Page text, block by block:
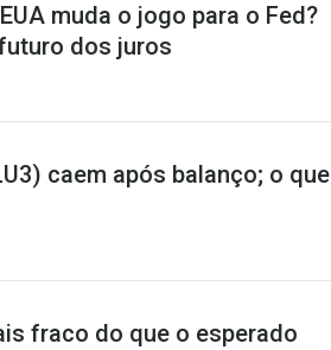
muda o jogo para o Fed?
dos juros
caem após balanço; o que
fraco do que o esperado